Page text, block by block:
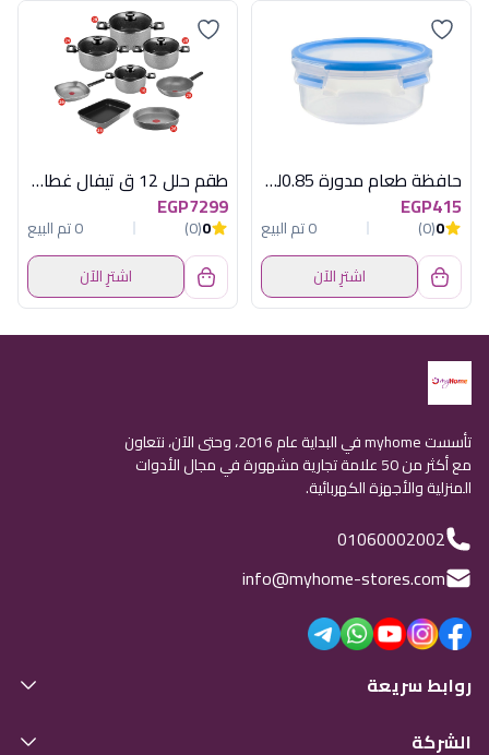
حافظة طعام مدورة 0.85لنر ماستر سيل تيفال
EGP415
0
(0)
0 تم البيع
اشترِ الآن
طقم حلل 12 ق تيفال غطاء زجاج
EGP7299
0
(0)
0 تم البيع
اشترِ الآن
تأسست myhome في البداية عام 2016، وحتى الآن، نتعاون
مع أكثر من 50 علامة تجارية مشهورة في مجال الأدوات
المنزلية والأجهزة الكهربائية.
01060002002
info@myhome-stores.com
روابط سريعة
الشركة